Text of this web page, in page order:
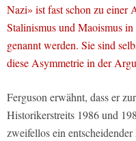
Nazi» ist fast schon zu einer
Stalinismus und Maoismus
genannt werden. Sie sind
diese Asymmetrie in der
Ferguson erwähnt, dass er
Historikerstreits 1986 und
zweifellos ein